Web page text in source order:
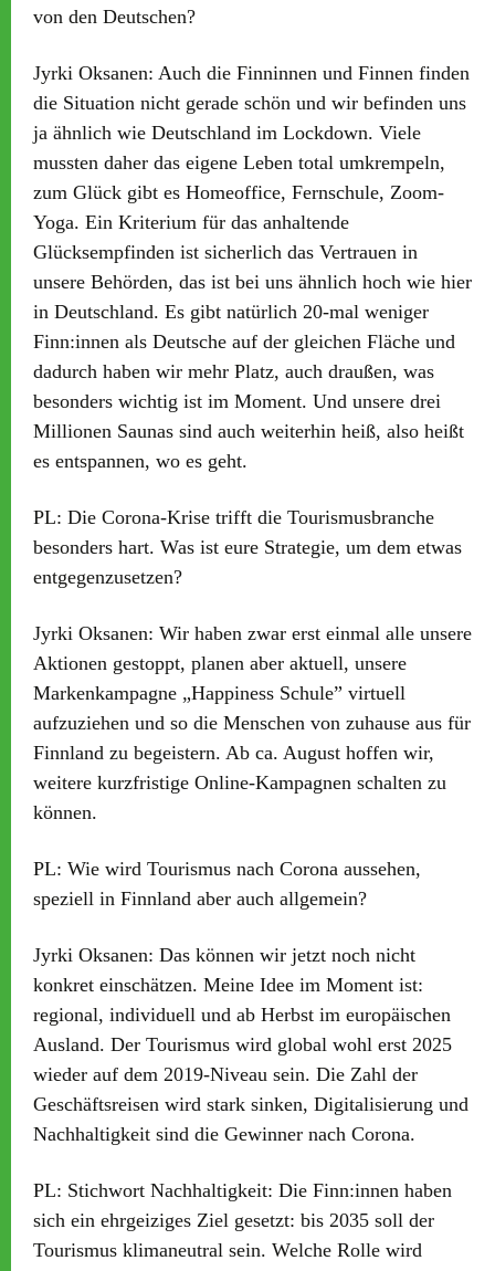
von den Deutschen?
Jyrki Oksanen: Auch die Finninnen und Finnen finden
die Situation nicht gerade schön und wir befinden uns
ja ähnlich wie Deutschland im Lockdown. Viele
mussten daher das eigene Leben total umkrempeln,
zum Glück gibt es Homeoffice, Fernschule, Zoom-
Yoga. Ein Kriterium für das anhaltende
Glücksempfinden ist sicherlich das Vertrauen in
unsere Behörden, das ist bei uns ähnlich hoch wie hier
in Deutschland. Es gibt natürlich 20-mal weniger
Finn:innen als Deutsche auf der gleichen Fläche und
dadurch haben wir mehr Platz, auch draußen, was
besonders wichtig ist im Moment. Und unsere drei
Millionen Saunas sind auch weiterhin heiß, also heißt
es entspannen, wo es geht.
PL: Die Corona-Krise trifft die Tourismusbranche
besonders hart. Was ist eure Strategie, um dem etwas
entgegenzusetzen?
Jyrki Oksanen: Wir haben zwar erst einmal alle unsere
Aktionen gestoppt, planen aber aktuell, unsere
Markenkampagne „Happiness Schule” virtuell
aufzuziehen und so die Menschen von zuhause aus für
Finnland zu begeistern. Ab ca. August hoffen wir,
weitere kurzfristige Online-Kampagnen schalten zu
können.
PL: Wie wird Tourismus nach Corona aussehen,
speziell in Finnland aber auch allgemein?
Jyrki Oksanen: Das können wir jetzt noch nicht
konkret einschätzen. Meine Idee im Moment ist:
regional, individuell und ab Herbst im europäischen
Ausland. Der Tourismus wird global wohl erst 2025
wieder auf dem 2019-Niveau sein. Die Zahl der
Geschäftsreisen wird stark sinken, Digitalisierung und
Nachhaltigkeit sind die Gewinner nach Corona.
PL: Stichwort Nachhaltigkeit: Die Finn:innen haben
sich ein ehrgeiziges Ziel gesetzt: bis 2035 soll der
Tourismus klimaneutral sein. Welche Rolle wird